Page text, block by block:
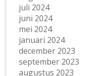
juli 2024
juni 2024
mei 2024
januari 2024
december 2023
september 2023
augustus 2023